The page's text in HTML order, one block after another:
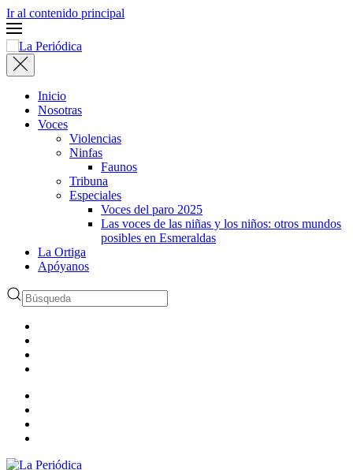
Ir al contenido principal
Inicio
Nosotras
Voces
Violencias
Ninfas
Faunos
Tribuna
Especiales
Voces del paro 2025
Las voces de las niñas y los niños: otros mundos
posibles en Esmeraldas
La Ortiga
Apóyanos